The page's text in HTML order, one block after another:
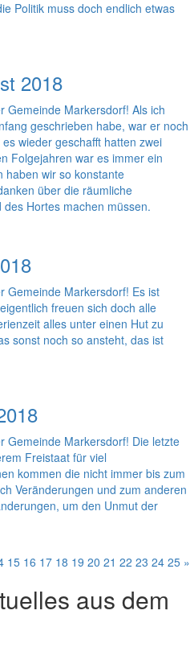
Politik muss doch endlich etwas
2018
Gemeinde Markersdorf! Als ich
geschrieben habe, war er noch
wieder geschafft hatten zwei
Folgejahren war es immer ein
haben wir so konstante
über die räumliche
Hortes machen müssen.
Gemeinde Markersdorf! Es ist
freuen sich doch alle
alles unter einen Hut zu
sonst noch so ansteht, das ist
Gemeinde Markersdorf! Die letzte
Freistaat für viel
kommen die nicht immer bis zum
Veränderungen und zum anderen
um den Unmut der
15 16 17 18 19 20 21 22 23 24 25 »
aus dem